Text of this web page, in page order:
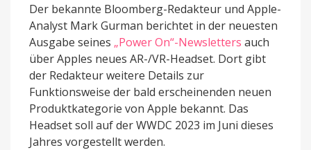
Der bekannte Bloomberg-Redakteur und Apple-
Analyst Mark Gurman berichtet in der neuesten
Ausgabe seines „Power On“-Newsletters auch
über Apples neues AR-/VR-Headset. Dort gibt
der Redakteur weitere Details zur
Funktionsweise der bald erscheinenden neuen
Produktkategorie von Apple bekannt. Das
Headset soll auf der WWDC 2023 im Juni dieses
Jahres vorgestellt werden.